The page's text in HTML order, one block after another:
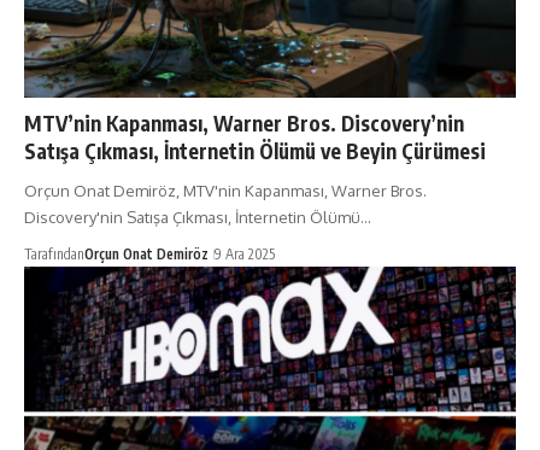
MTV’nin Kapanması, Warner Bros. Discovery’nin
Satışa Çıkması, İnternetin Ölümü ve Beyin Çürümesi
Orçun Onat Demiröz, MTV'nin Kapanması, Warner Bros.
Discovery'nin Satışa Çıkması, İnternetin Ölümü…
TarafındanOrçun Onat Demiröz 9 Ara 2025